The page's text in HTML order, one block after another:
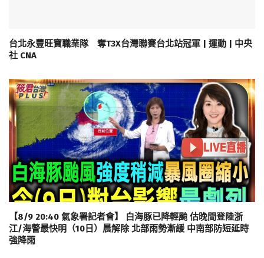
台北永豐旺寶職業隊 奪T3X台灣聯賽台北站冠軍 | 運動 | 中央
社 CNA
【8/9 20:40 氣象署記者會】 白海豚已降輕颱 估晚間登陸浙
江/海警最快明（10日）晨解除 北部雨勢漸緩 中南部防短延時
強降雨